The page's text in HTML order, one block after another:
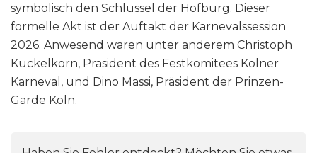
symbolisch den Schlüssel der Hofburg. Dieser
formelle Akt ist der Auftakt der Karnevalssession
2026. Anwesend waren unter anderem Christoph
Kuckelkorn, Präsident des Festkomitees Kölner
Karneval, und Dino Massi, Präsident der Prinzen-
Garde Köln.